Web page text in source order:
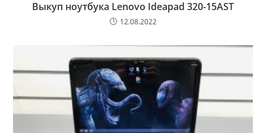
Выкуп ноутбука Lenovo Ideapad 320-15AST
12.08.2022